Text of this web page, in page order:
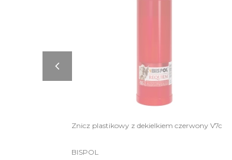
Znicz plastikowy z dekielkiem czerwony V7c
BISPOL